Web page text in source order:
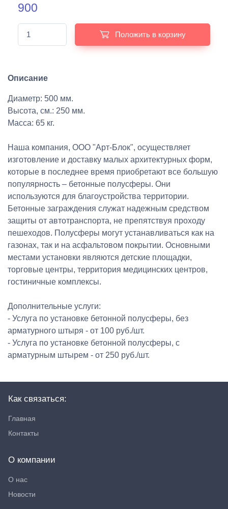
900
Положить в корзину
Описание
Диаметр: 500 мм.
Высота, см.: 250 мм.
Масса: 65 кг.
Наша компания, ООО "Арт-Блок", осуществляет
изготовление и доставку малых архитектурных форм,
которые в последнее время приобретают все большую
популярность – бетонные полусферы. Они
используются для благоустройства территории.
Бетонные заграждения служат надежным средством
защиты от автотранспорта, не препятствуя проходу
пешеходов. Полусферы могут устанавливаться как на
газонах, так и на асфальтовом покрытии. Основными
местами установки являются детские площадки,
торговые центры, территория медицинских центров,
гостиничные комплексы.
Дополнительные услуги:
- Услуга по установке бетонной полусферы, без
арматурного штыря - от 100 руб./шт.
- Услуга по установке бетонной полусферы, с
арматурным штырем - от 250 руб./шт.
Как связаться:
Главная
Контакты
О компании
О нас
Новости